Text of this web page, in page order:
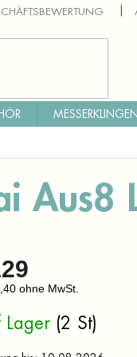
Aus8
ohne MwSt.
Lager (2 St)